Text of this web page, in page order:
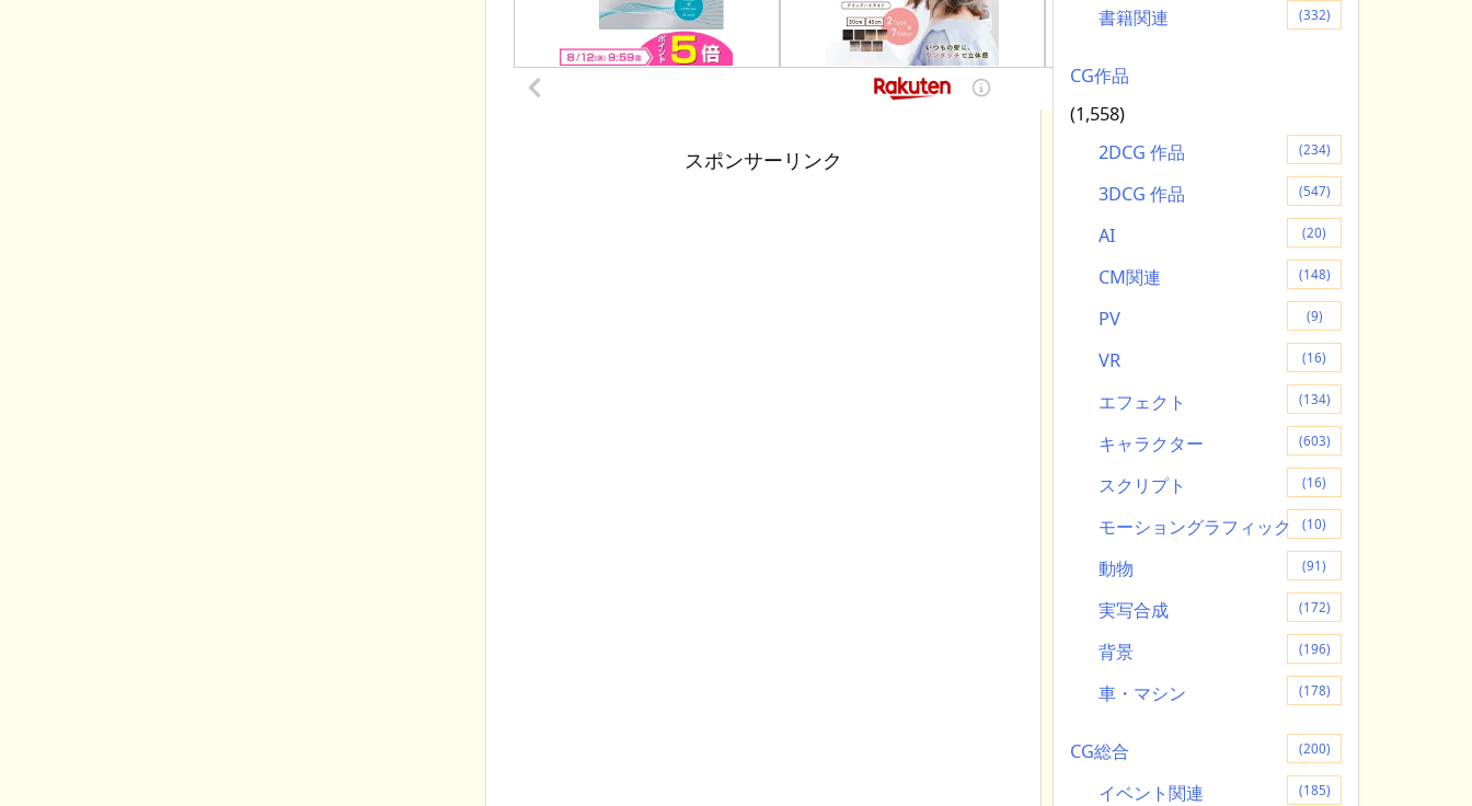
スポンサーリンク
書籍関連 (332)
CG作品
(1,558)
2DCG 作品
(234)
3DCG 作品 (547)
AI (20)
CM関連 (148)
PV (9)
VR (16)
エフェクト (134)
キャラクター (603)
スクリプト (16)
モーショングラフィック (10)
動物 (91)
実写合成 (172)
背景 (196)
車・マシン (178)
CG総合 (200)
イベント関連 (185)